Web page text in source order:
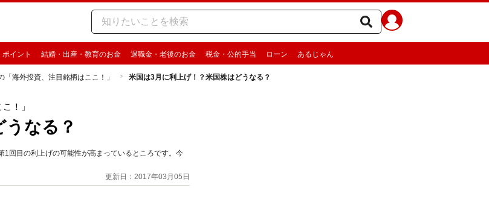
イント 結婚・出産・教育のお金 退職金・老後のお金 税金・公的手当 ローン あるじゃん
「海外投資、注目銘柄はここ！」 米国は3月に利上げ！？米国株はどうなる？
！」
なる？
回目の利上げの可能性が高まっているところです。今
更新日：2017年03月05日